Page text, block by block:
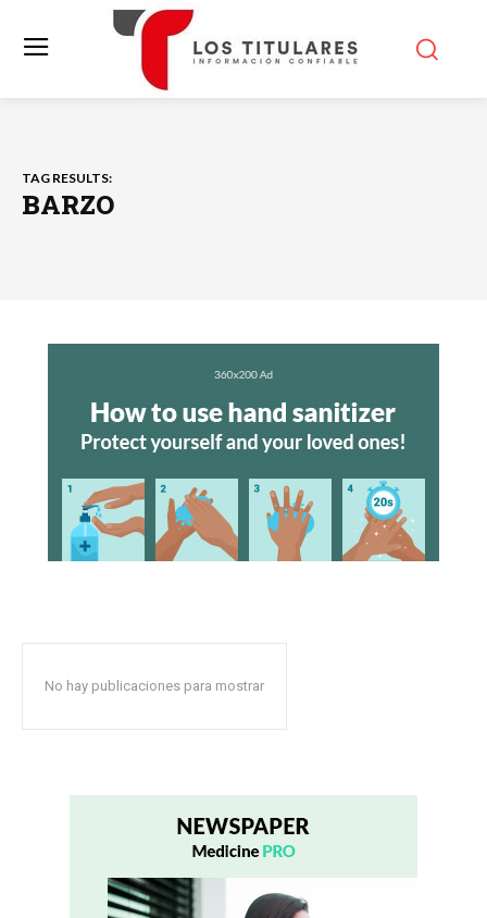
TAG RESULTS:
BARZO
No hay publicaciones para mostrar